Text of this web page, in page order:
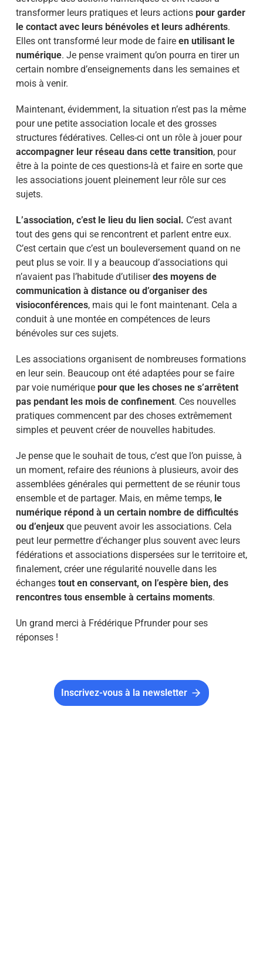
transformer leurs pratiques et leurs actions pour garder
le contact avec leurs bénévoles et leurs adhérents.
Elles ont transformé leur mode de faire en utilisant le
numérique. Je pense vraiment qu’on pourra en tirer un
certain nombre d’enseignements dans les semaines et
mois à venir.
Maintenant, évidemment, la situation n’est pas la même
pour une petite association locale et des grosses
structures fédératives. Celles-ci ont un rôle à jouer pour
accompagner leur réseau dans cette transition, pour
être à la pointe de ces questions-là et faire en sorte que
les associations jouent pleinement leur rôle sur ces
sujets.
L’association, c’est le lieu du lien social. C’est avant
tout des gens qui se rencontrent et parlent entre eux.
C’est certain que c’est un bouleversement quand on ne
peut plus se voir. Il y a beaucoup d’associations qui
n’avaient pas l’habitude d’utiliserdes moyens de
communication à distance ou d’organiser des
visioconférences, mais qui le font maintenant. Cela a
conduit à une montée en compétences de leurs
bénévoles sur ces sujets.
Les associations organisent de nombreuses formations
en leur sein. Beaucoup ont été adaptées pour se faire
par voie numérique pour que les choses ne s’arrêtent
pas pendant les mois de confinement. Ces nouvelles
pratiques commencent par des choses extrêmement
simples et peuvent créer de nouvelles habitudes.
Je pense que le souhait de tous, c’est que l’on puisse, à
un moment, refaire des réunions à plusieurs, avoir des
assemblées générales qui permettent de se réunir tous
ensemble et de partager. Mais, en même temps, le
numérique répond à un certain nombre de difficultés
ou d’enjeuxque peuvent avoir les associations. Cela
peut leur permettre d’échanger plus souvent avec leurs
fédérations et associations dispersées sur le territoire et,
finalement, créer une régularité nouvelle dans les
échanges tout en conservant, on l’espère bien, des
rencontres tous ensemble à certains moments.
Un grand merci à Frédérique Pfrunder pour ses
réponses !
Inscrivez-vous à la newsletter